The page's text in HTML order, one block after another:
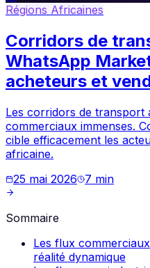
Régions Africaines
Corridors de
WhatsApp
acheteurs et
Les corridors de transport
commerciaux immenses.
cible efficacement les
africaine.
25 mai 2026
7 min
Sommaire
Les flux
réalité dynamique